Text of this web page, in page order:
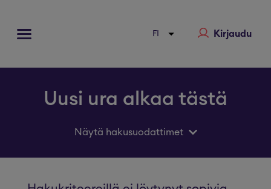
Kirjaudu
Uusi ura alkaa tästä
Näytä hakusuodattimet